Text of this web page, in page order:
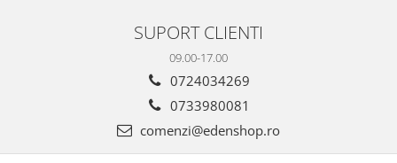
SUPORT CLIENTI
09.00-17.00
0724034269
0733980081
comenzi@edenshop.ro